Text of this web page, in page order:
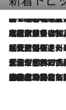
2026.8.7
【トンボの足水浴】ヒノキの香りに包まれて涼感マックス！約13℃の湧水かけ流しを避暑地「星野温泉 トンボの湯」で体験
2026.7.31
【ホテル帰省】という選択肢をOMOが提案。家族とほどよい距離を保つには「昼は実家、夜は気兼ねなく
2026.7.24
【夏限定ディナーコース】旬を迎える稚鮎や花ズッキーニなどをイタリア・トスカーナの郷土料理の手法で満喫！
2026.7.17
「土佐和ハーブかき氷」がOMO7高知に登場！生姜、山椒、大葉など目にも舌
2026.7.10
NEW OPEN！【界 草津】名湯の地に誕生。趣の異なる2種の温泉と上州ならではの会席・蕎麦割烹など美食を味わう究極の癒やし旅